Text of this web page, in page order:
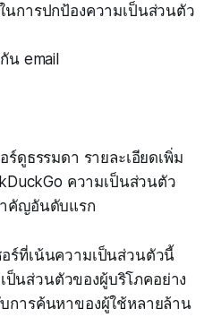
การปกป้องความเป็นส่วนตัว
น email
ร์ดูธรรมดา รายละเอียดเพิ่ม
ความเป็นส่วนตัว
ำคัญอันดับแรก
อร์ที่เน้นความเป็นส่วนตัวนี้
นส่วนตัวของผู้บริโภคอย่าง
บการค้นหาของผู้ใช้หลายล้าน